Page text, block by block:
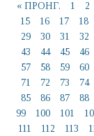
« ΠΡΟΗΓ. 1 2
15
16 17 18
29 30 31 32
43
44 45 46
57
58 59 60
71
72 73 74
85
86 87 88
99
100 101
111
112 113